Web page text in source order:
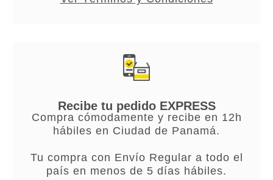
Recibe tu pedido EXPRESS
Compra cómodamente y recibe en 12h
hábiles en Ciudad de Panamá.
Tu compra con Envío Regular a todo el
país en menos de 5 días hábiles.